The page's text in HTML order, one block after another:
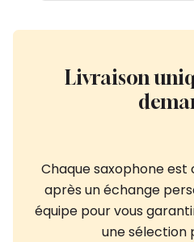
Livraison
Chaque saxophone
après un échange
équipe pour vous
une sélection